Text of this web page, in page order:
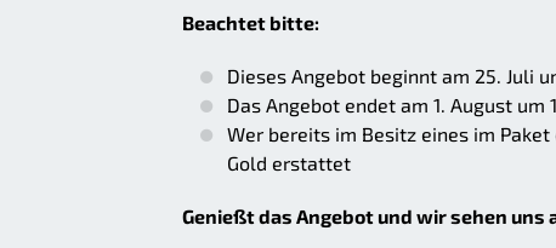
Beachtet bitte:
Dieses Angebot beginnt am 25. Juli
Das Angebot endet am 1. August um
Wer bereits im Besitz eines im
Gold erstattet
Genießt das Angebot und wir sehen uns